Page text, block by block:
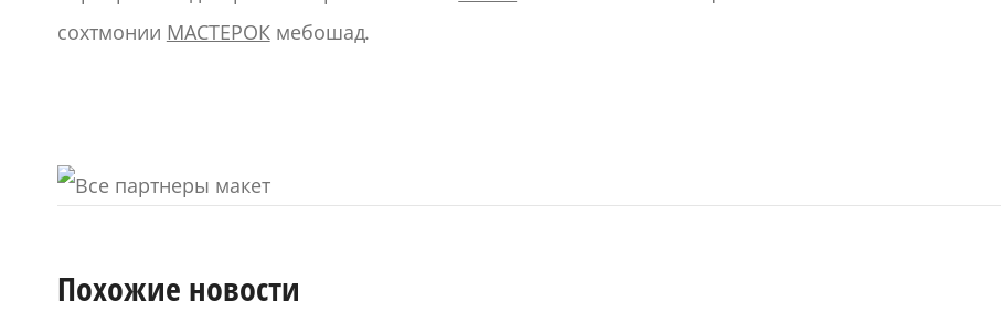
сохтмонии МАСТЕРОКмебошад.
Похожие новости